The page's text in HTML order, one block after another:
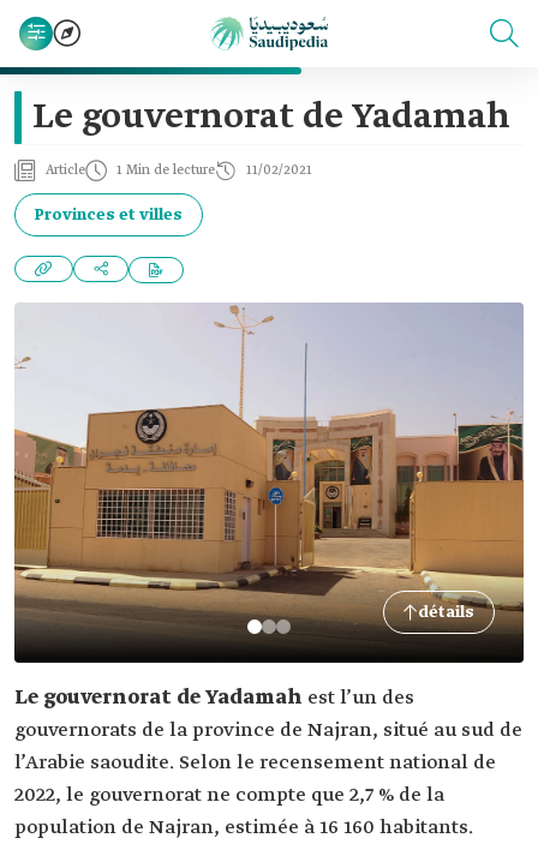
Le gouvernorat de Yadamah
Article 1 Min de lecture 11/02/2021
Provinces et villes
détails
Le gouvernorat de Yadamah est l’un des
gouvernorats de la province de Najran, situé au sud de
l’Arabie saoudite. Selon le recensement national de
2022, le gouvernorat ne compte que 2,7 % de la
population de Najran, estimée à 16 160 habitants.